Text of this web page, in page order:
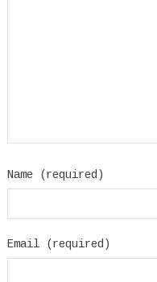
Name (required)
Email (required)